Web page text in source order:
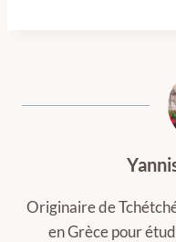
Originaire de
en Grèce pour